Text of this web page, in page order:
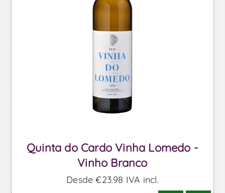
Quinta do Cardo Vinha Lomedo -
Vinho Branco
Desde €23,98 IVA incl.